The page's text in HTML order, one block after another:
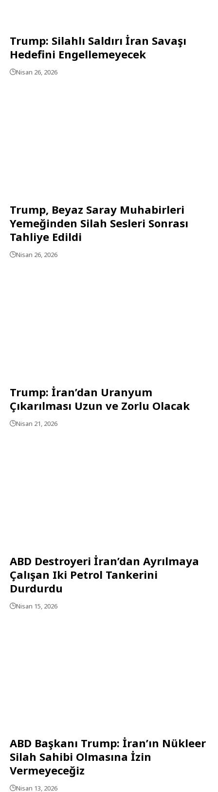
Trump: Silahlı Saldırı İran Savaşı
Hedefini Engellemeyecek
Nisan 26, 2026
Trump, Beyaz Saray Muhabirleri
Yemeğinden Silah Sesleri Sonrası
Tahliye Edildi
Nisan 26, 2026
Trump: İran’dan Uranyum
Çıkarılması Uzun ve Zorlu Olacak
Nisan 21, 2026
ABD Destroyeri İran’dan Ayrılmaya
Çalışan Iki Petrol Tankerini
Durdurdu
Nisan 15, 2026
ABD Başkanı Trump: İran’ın Nükleer
Silah Sahibi Olmasına İzin
Vermeyeceğiz
Nisan 13, 2026